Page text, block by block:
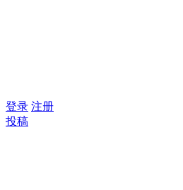
登录 注册
投稿